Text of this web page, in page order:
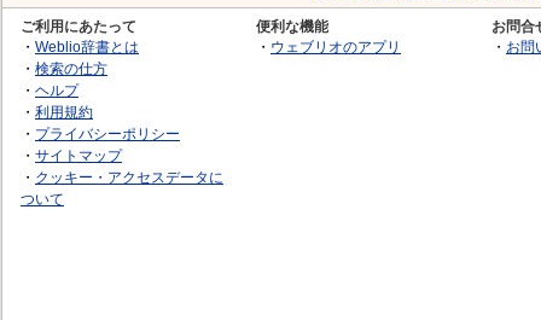
ご利用にあたって
・ Weblio辞書とは
・ 検索の仕方
・ ヘルプ
・ 利用規約
・ プライバシーポリシー
・ サイトマップ
・ クッキー・アクセスデータに
ついて
便利な機能
・ ウェブリオのアプリ
お問合
・ お問